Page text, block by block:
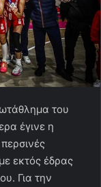
του
έγινε η
εκτός έδρας
Για την